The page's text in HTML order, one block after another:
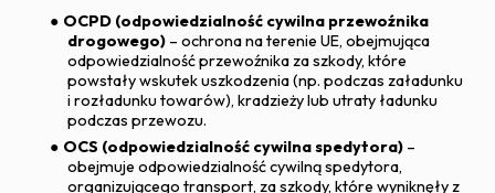
OCPD (odpowiedzialność cywilna przewoźnika
drogowego) – ochrona na terenie UE, obejmująca
odpowiedzialność przewoźnika za szkody, które
powstały wskutek uszkodzenia (np. podczas załadunku
i rozładunku towarów), kradzieży lub utraty ładunku
podczas przewozu.
OCS (odpowiedzialność cywilna spedytora) –
obejmuje odpowiedzialność cywilną spedytora,
organizującego transport, za szkody, które wyniknęły z